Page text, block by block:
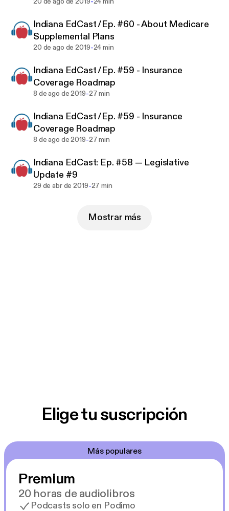
Indiana EdCast /Ep. #60 - About Medicare
Supplemental Plans
20 de ago de 2019-24 min
Indiana EdCast /Ep. #59 - Insurance
Coverage Roadmap
8 de ago de 2019-27 min
Indiana EdCast /Ep. #59 - Insurance
Coverage Roadmap
8 de ago de 2019-27 min
Indiana EdCast: Ep. #58 — Legislative
Update #9
29 de abr de 2019-27 min
Mostrar más
Elige tu suscripción
Más populares
Premium
20 horas de audiolibros
Podcasts solo en Podimo